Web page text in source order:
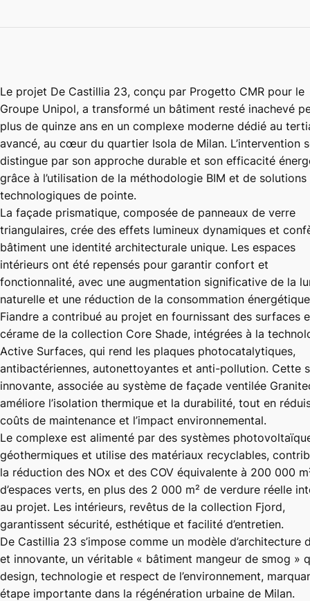
Le projet De Castillia 23, conçu par Progetto CMR pour le
Groupe Unipol, a transformé un bâtiment resté inachevé
plus de quinze ans en un complexe moderne dédié au
avancé, au cœur du quartier Isola de Milan. L’intervention
distingue par son approche durable et son efficacité
grâce à l’utilisation de la méthodologie BIM et de solutions
technologiques de pointe.
La façade prismatique, composée de panneaux de verre
triangulaires, crée des effets lumineux dynamiques et
bâtiment une identité architecturale unique. Les espaces
intérieurs ont été repensés pour garantir confort et
fonctionnalité, avec une augmentation significative de la
naturelle et une réduction de la consommation
Fiandre a contribué au projet en fournissant des surfaces
cérame de la collection Core Shade, intégrées à la
Active Surfaces, qui rend les plaques photocatalytiques,
antibactériennes, autonettoyantes et anti-pollution. Cette
innovante, associée au système de façade ventilée
améliore l’isolation thermique et la durabilité, tout en
coûts de maintenance et l’impact environnemental.
Le complexe est alimenté par des systèmes
géothermiques et utilise des matériaux recyclables,
la réduction des NOx et des COV équivalente à 200 000
d’espaces verts, en plus des 2 000 m² de verdure réelle
au projet. Les intérieurs, revêtus de la collection Fjord,
garantissent sécurité, esthétique et facilité d’entretien.
De Castillia 23 s’impose comme un modèle d’architecture
et innovante, un véritable « bâtiment mangeur de smog »
design, technologie et respect de l’environnement,
étape importante dans la régénération urbaine de Milan.